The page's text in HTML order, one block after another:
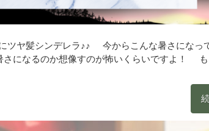
ツヤ髪シンデレラ♪♪ 今からこんな暑さになっ
さになるのか想像すのが怖いくらいですよ！